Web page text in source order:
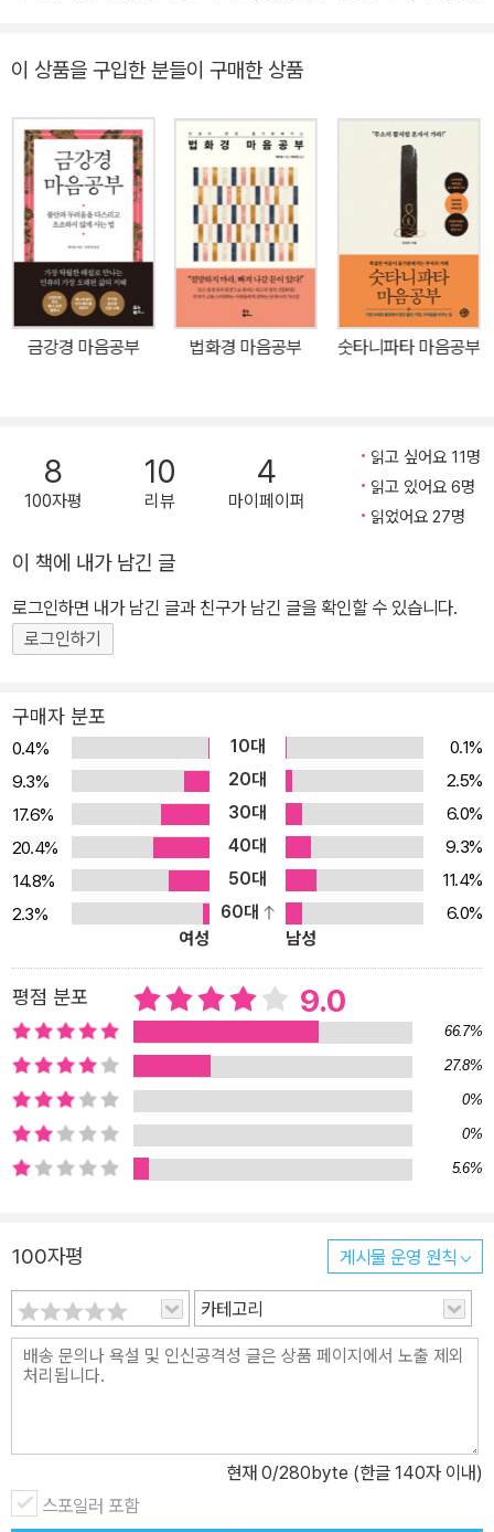
제학에서 답을 찾기도 하지만, 녹록치 않다. 어떻게 하면 좋을까? 반
야심경이 내놓은 해답은 “해답은 없다”는 것이다. 고로 있지도 않은
답을 찾기 위해 고통 받지 말고, 생각을 바꾸라고 한다. 오직 자기 자
신에게 집중함으로써 마음을 차분히 가라앉히라고 말이다. 존재의 진
정한 모습을 바라볼 때 문제의 근본적인 원인을 해결할 수 있고, 인생
과 마음이 편안해질 수 있다. 이 책은 최고의 불경 연구가이자 30년
이상 부처 사상을 대중의 눈높이에서 소개해 온 페이융 교수가, 불교
경전 가운데 가장 널리 알려지고 많이 읽히는 ‘반야심경’을 들려준다.
반야심경은 600권에 달하는 ‘반야바라밀경’의 핵심을 단 260자로
응축해 놓은 경전으로, 가장 짧으면서도 부처의 심오한 지혜를 있는
얻음도 없게 된[無智無得]” 후에, 마지막으로 “아제아제 바라아제
바라승아제[揭帝揭帝, 波羅揭帝, 波羅僧揭帝]”라는 주문을 암
송하는 것으로 끝난다. 이것이 바로 고통을 벗어나 즐거움을 얻을 수
라, 완전히 새로운 생각의 길을 열어 주고 구체적인 수행 방법을 알려
준다. 불교에 입문하지 않더라도 인생의 지혜를 얻기 위해, 마음을 단
련하기 위해, 불교 사상을 이해하고 경전이 뜻하는 바를 알기 위해 반
심경을 찾는다. 가장 신비하고 밝은 주문이며 무엇과도 견줄 수 없는
주문이자 괴로움을 없애고 고통에서 벗어나게 하는 주문으로, 외우면
외울수록 또 그 안에 숨겨진 의미를 깨닫고 실천할수록 궁극적 자유
를 얻도록 돕기 때문이다. 바로 자신이 원하고 바라는 유형의 사람으
로 변화하는 것이다. 당신도 반야심경 속에서 무엇에도 흔들리지 않
는 단단한 마음을 얻어 가길 바란다. 삶의 고통에서 벗어나 마음의 평
안에 이르는 길 세상에 태어난 순간부터 끊임없이 노쇠해 가고, 여러
병마와 싸우다가 결국 죽음에 이른다. 좋아하는 사람, 사물과 오랜 시
간을 함께 보낼 수 없고, 좋아하지 않는 사람과 사물이 항상 우리 곁을
지킨다. 얻고자 하는 것이 많아 만족할 수 없고, 복잡한 생각과 감정에
얽매여 기복을 겪는다. 교통사고, 재난 등 예상치 못한 화를 만나기도
한다. 이런 일들로부터 우리는 한시도 평온하지 못하다. 어떻게 인생
의 고통에서 벗어날 수 있을까? 어떻게 해야 자유로워질 수 있을까?
중국의 대표적인 불경 연구가 페이융은 반야심경에서 답을 찾았다.
가장 짧지만 부처의 지혜가 가득한 경전, 반야심경 260자로 중생의
모든 문제에 답하다 “해답은 없다.” 세상의 모든 문제에 대한 답은
분히 가라앉히고 자신을 제대로 바라보라고 말이다. 그래야 문제를
근본적으로 해결할 수 있고, 진정으로 마음의 평온을 찾을 수 있다. 반
야심경은 모든 문제에 간결하고 명확한 해답을 제시하는데, 사체(四
諦), 팔고(八苦), 오온(?蘊), 십이처(十二處), 십팔계(十八界),
육바라밀(六波羅蜜), 십이인연(十二因緣), 공(空), 무(無) 같은
축하고 있어, 가장 많이 읽히고 널리 알려져 왔다. 나아가 사람들을 고
통스럽게 하는 인생의 문제를 해결하고 삶의 지혜를 찾는 데 큰 역할
이 상품을 구입한 분들이 구매한 상품
금강경 마음공부 법화경 마음공부 숫타니파타 마음공부
8
100자평
10
리뷰
4
마이페이퍼
읽고 싶어요 11명
읽고 있어요 6명
읽었어요 27명
이 책에 내가 남긴 글
로그인하면 내가 남긴 글과 친구가 남긴 글을 확인할 수 있습니다.
로그인하기
구매자 분포
0.4% 10대
0.1%
9.3%
20대
2.5%
17.6%
30대
6.0%
20.4%
40대
9.3%
14.8%
50대
11.4%
2.3%
60대
6.0%
여성
남성
평점 분포 9.0
66.7%
27.8%
0%
0%
5.6%
100자평 게시물 운영 원칙
카테고리
현재 0/280byte (한글 140자 이내)
스포일러 포함